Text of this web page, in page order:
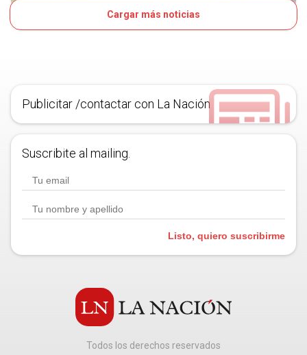
Cargar más noticias
Publicitar /contactar con La Nación
Suscribite al mailing.
Listo, quiero suscribirme
Todos los derechos reservados